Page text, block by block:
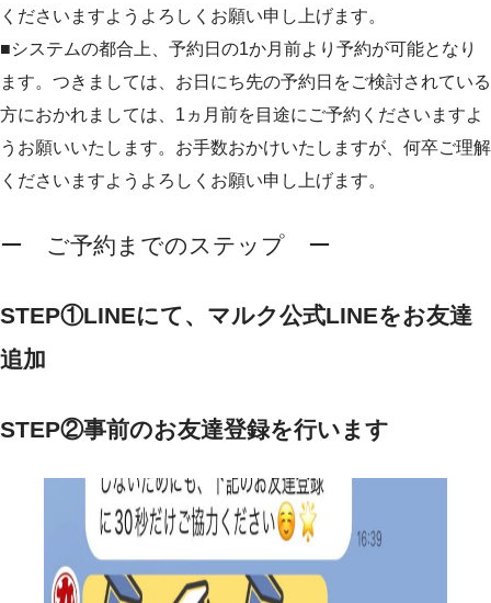
くださいますようよろしくお願い申し上げます。
■システムの都合上、予約日の1か月前より予約が可能となり
ます。つきましては、お日にち先の予約日をご検討されている
方におかれましては、1ヵ月前を目途にご予約くださいますよ
うお願いいたします。お手数おかけいたしますが、何卒ご理解
くださいますようよろしくお願い申し上げます。
ー ご予約までのステップ ー
STEP①LINEにて、マルク公式LINEをお友達
追加
STEP②事前のお友達登録を行います